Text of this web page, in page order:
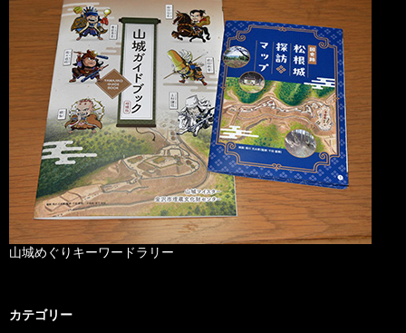
山城めぐりキーワードラリー
カテゴリー